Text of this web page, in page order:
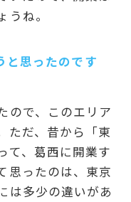
ね。
と思ったのです
ので、このエリア
ただ、昔から「東
て、葛西に開業す
思ったのは、東京
は多少の違いがあ